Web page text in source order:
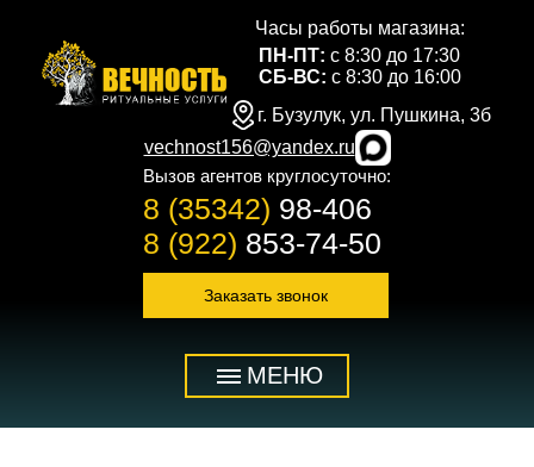
Часы работы магазина:
ПН-ПТ: с 8:30 до 17:30
СБ-ВС: с 8:30 до 16:00
г. Бузулук, ул. Пушкина, 3б
vechnost156@yandex.ru
Вызов агентов круглосуточно:
8 (35342) 98-406
8 (922) 853-74-50
Заказать звонок
МЕНЮ